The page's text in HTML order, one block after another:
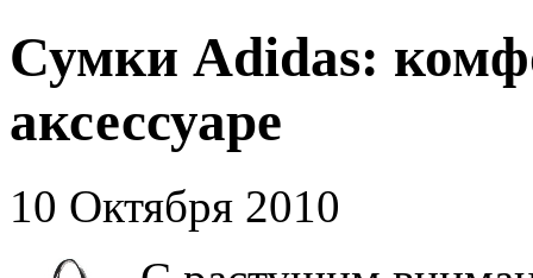
Сумки Adidas:
аксессуаре
10 Октября 2010